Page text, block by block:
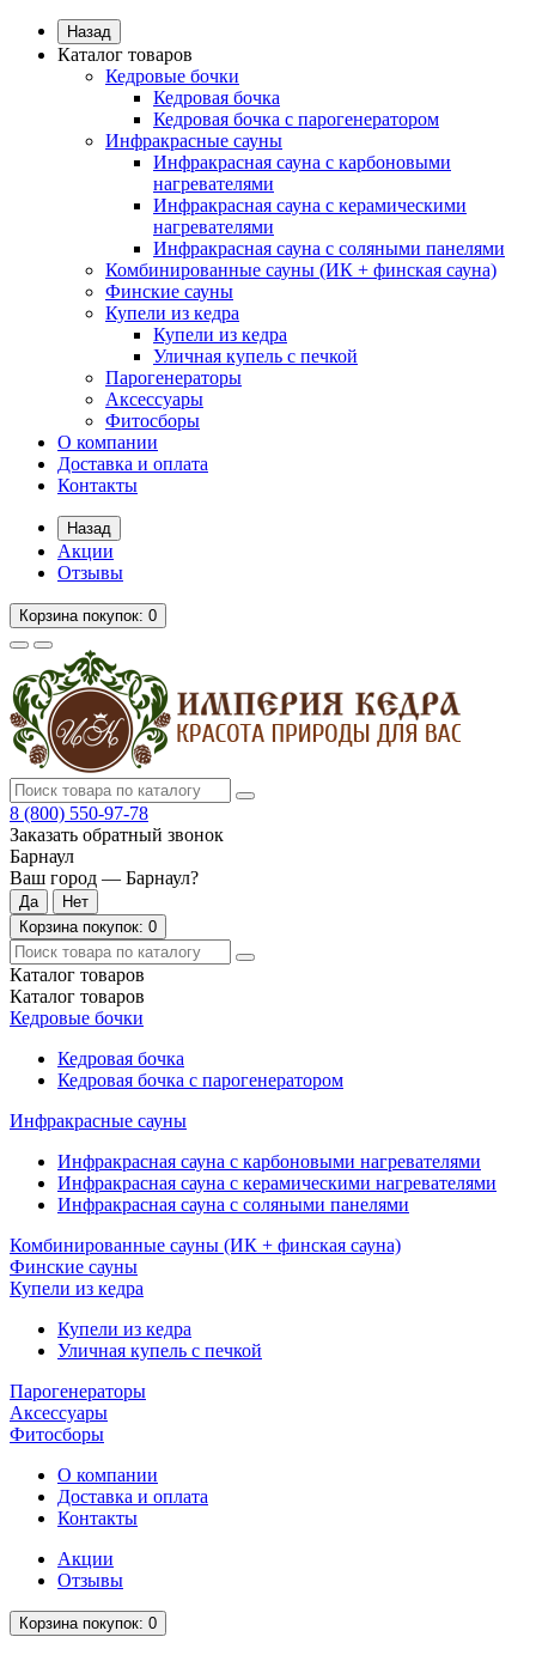
Назад
Каталог товаров
Кедровые бочки
Кедровая бочка
Кедровая бочка с парогенератором
Инфракрасные сауны
Инфракрасная сауна с карбоновыми
нагревателями
Инфракрасная сауна с керамическими
нагревателями
Инфракрасная сауна с соляными панелями
Комбинированные сауны (ИК + финская сауна)
Финские сауны
Купели из кедра
Купели из кедра
Уличная купель с печкой
Парогенераторы
Аксессуары
Фитосборы
О компании
Доставка и оплата
Контакты
Назад
Акции
Отзывы
Корзинапокупок: 0
8 (800) 550-97-78
Заказать обратный звонок
Барнаул
Ваш город — Барнаул?
Корзинапокупок: 0
Каталог товаров
Каталог товаров
Кедровые бочки
Кедровая бочка
Кедровая бочка с парогенератором
Инфракрасные сауны
Инфракрасная сауна с карбоновыми нагревателями
Инфракрасная сауна с керамическими нагревателями
Инфракрасная сауна с соляными панелями
Комбинированные сауны (ИК + финская сауна)
Финские сауны
Купели из кедра
Купели из кедра
Уличная купель с печкой
Парогенераторы
Аксессуары
Фитосборы
О компании
Доставка и оплата
Контакты
Акции
Отзывы
Корзинапокупок: 0